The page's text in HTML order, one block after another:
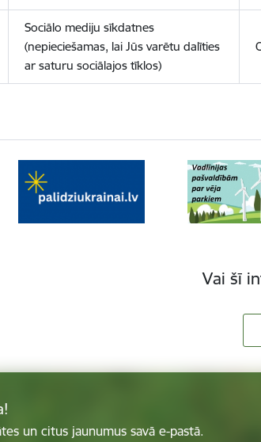
Sociālo mediju sīkdatnes
(nepieciešamas, lai Jūs varētu dalīties
ar saturu sociālajos tīklos)
Vai šī
un citus jaunumus savā e-pastā.